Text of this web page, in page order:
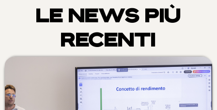
LE NEWS PIÙ
RECENTI